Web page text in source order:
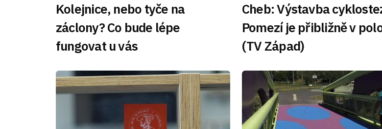
Kolejnice, nebo tyče na
záclony? Co bude lépe
fungovat u vás
Cheb: Výstavba
Pomezí je přibližně v
(TV Západ)